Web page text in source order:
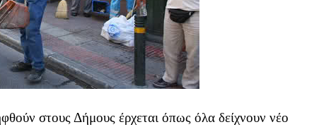
στους Δήμους έρχεται όπως όλα δείχνουν νέο